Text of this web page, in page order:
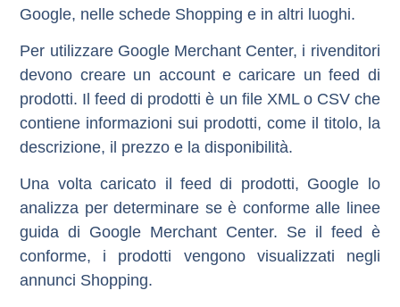
Google, nelle schede Shopping e in altri luoghi.
Per utilizzare Google Merchant Center, i rivenditori
devono creare un account e caricare un feed di
prodotti. Il feed di prodotti è un file XML o CSV che
contiene informazioni sui prodotti, come il titolo, la
descrizione, il prezzo e la disponibilità.
Una volta caricato il feed di prodotti, Google lo
analizza per determinare se è conforme alle linee
guida di Google Merchant Center. Se il feed è
conforme, i prodotti vengono visualizzati negli
annunci Shopping.